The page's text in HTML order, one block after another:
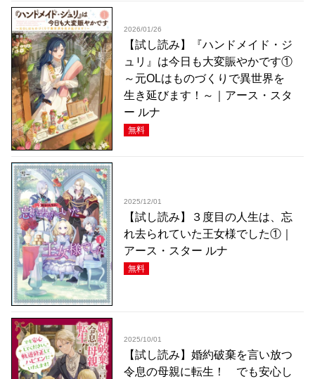
2026/01/26
【試し読み】『ハンドメイド・ジ
ュリ』は今日も大変賑やかです①
～元OLはものづくりで異世界を
生き延びます！～｜アース・スタ
ー ルナ
無料
2025/12/01
【試し読み】３度目の人生は、忘
れ去られていた王女様でした①｜
アース・スター ルナ
無料
2025/10/01
【試し読み】婚約破棄を言い放つ
令息の母親に転生！ でも安心し